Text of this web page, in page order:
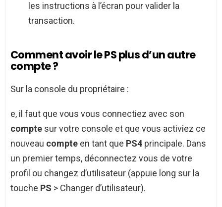
les instructions à l’écran pour valider la
transaction.
Comment avoir le PS plus d’un autre
compte ?
Sur la console du propriétaire :
e, il faut que vous vous connectiez avec son
compte sur votre console et que vous activiez ce
nouveau compte en tant que PS4 principale. Dans
un premier temps, déconnectez vous de votre
profil ou changez d’utilisateur (appuie long sur la
touche PS > Changer d’utilisateur).